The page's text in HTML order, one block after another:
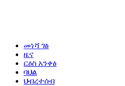
መነሻ ገፅ
ዜና
ርዕስ አንቀፅ
ባህል
ህብረተሰብ